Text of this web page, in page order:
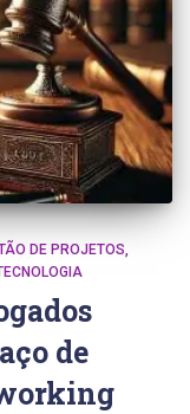
DE PROJETOS
de